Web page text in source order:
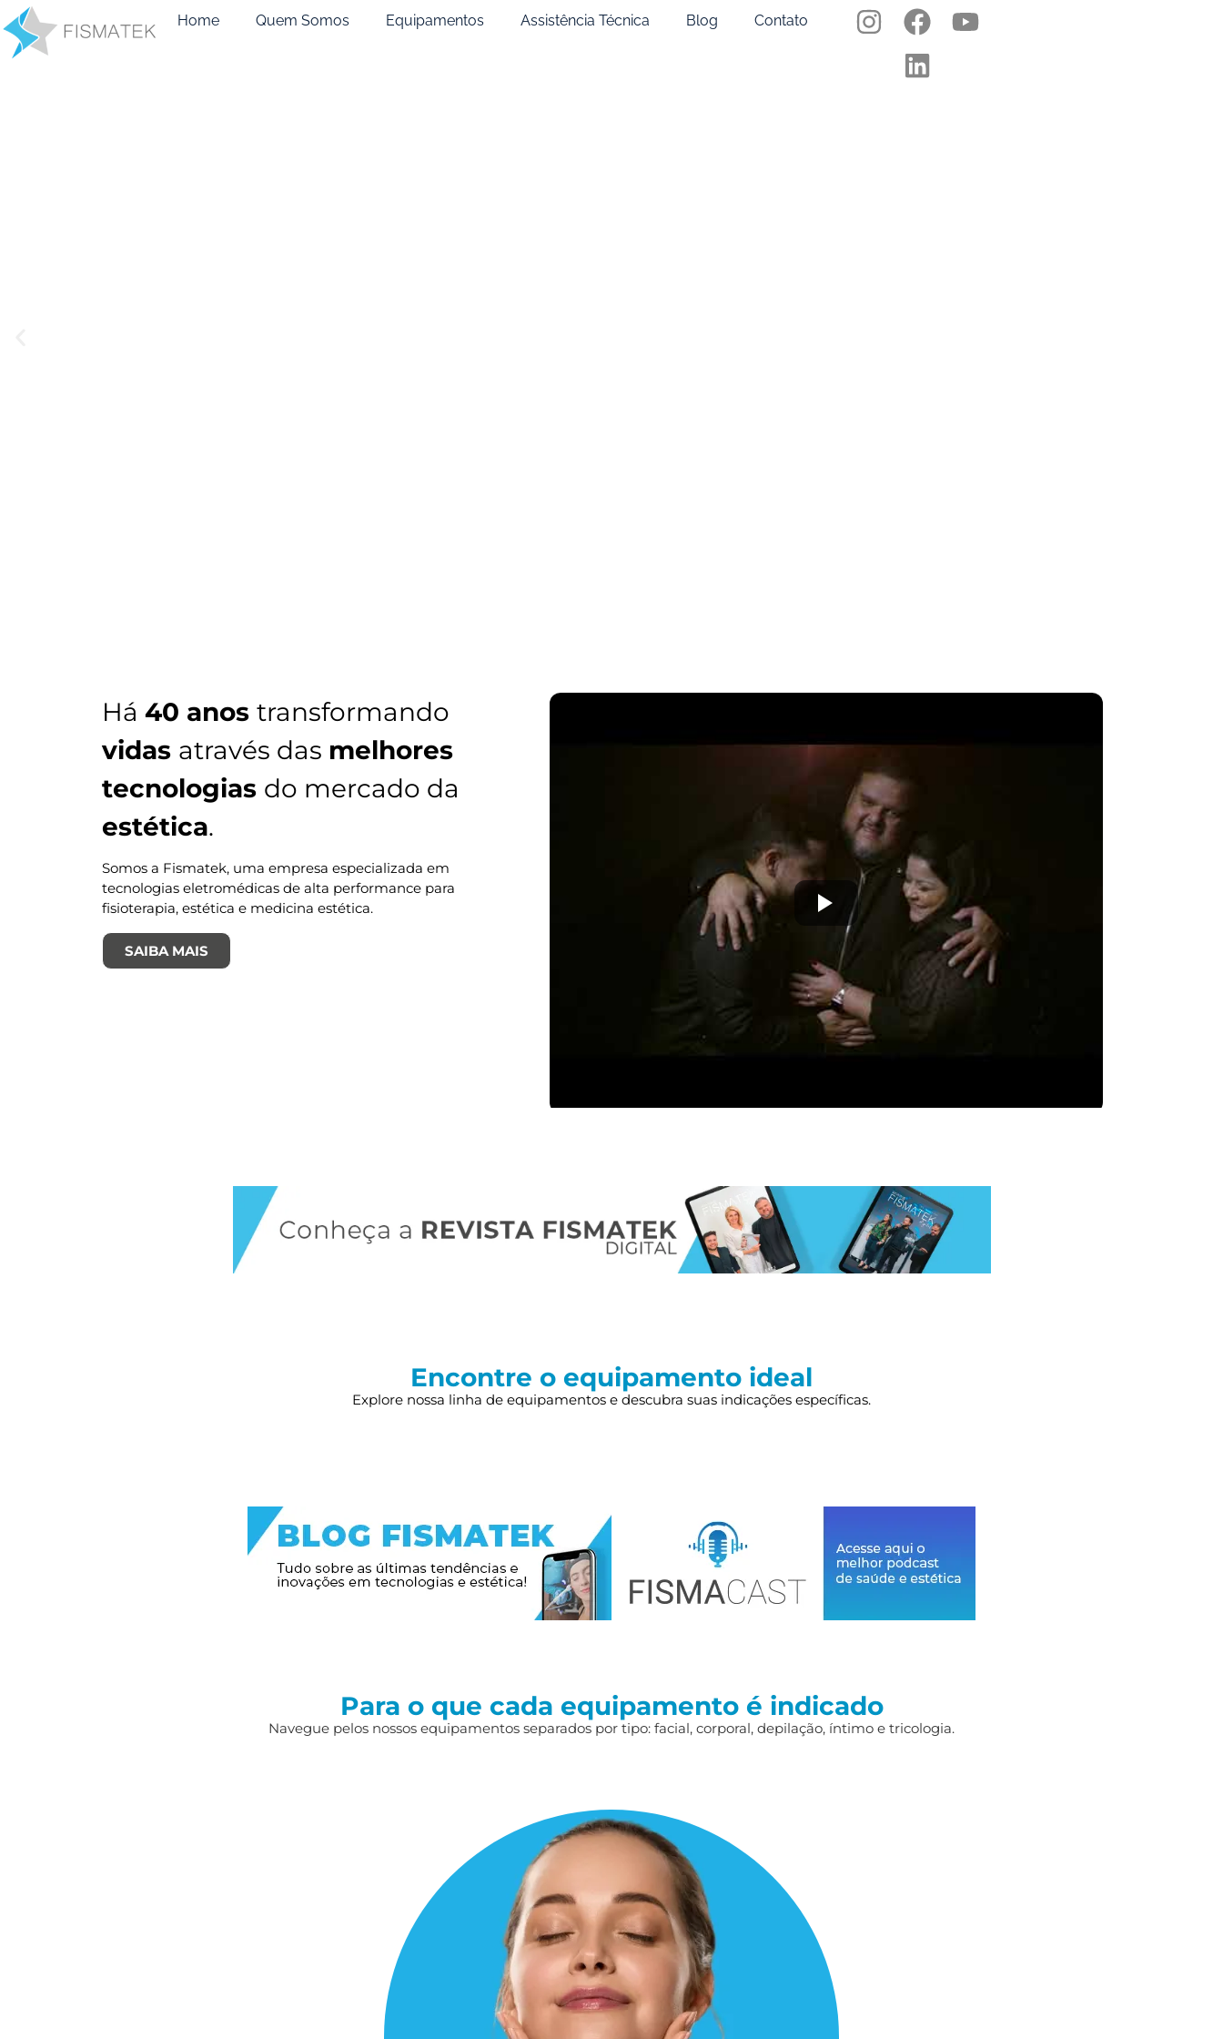
Home Quem Somos Equipamentos Assistência Técnica Blog Contato
Há 40 anos transformando
vidas através das melhores
tecnologias do mercado da
estética.
Somos a Fismatek, uma empresa especializada em
tecnologias eletromédicas de alta performance para
fisioterapia, estética e medicina estética.
SAIBA MAIS
Encontre o equipamento ideal
Explore nossa linha de equipamentos e descubra suas indicações específicas.
Para o que cada equipamento é indicado
Navegue pelos nossos equipamentos separados por tipo: facial, corporal, depilação, íntimo e tricologia.